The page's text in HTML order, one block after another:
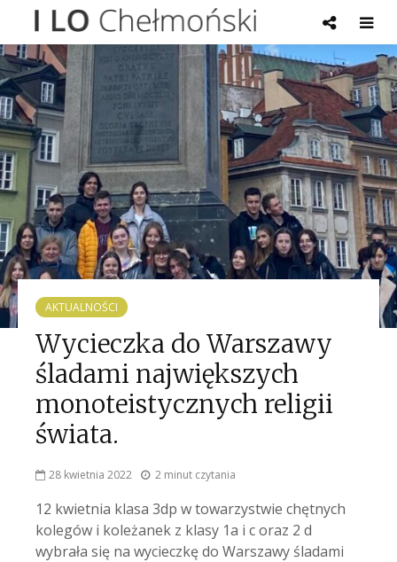
AKTUALNOŚCI
Wycieczka do Warszawy
śladami największych
monoteistycznych religii
świata.
28 kwietnia 2022 2 minut czytania
12 kwietnia klasa 3dp w towarzystwie chętnych
kolegów i koleżanek z klasy 1a i c oraz 2 d
wybrała się na wycieczkę do Warszawy śladami